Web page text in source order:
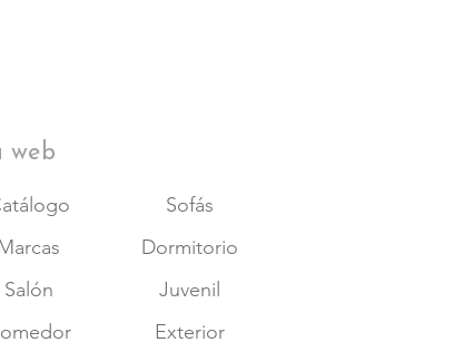
Salón
web
Sofás
Dormitorio
Juvenil
Exterior